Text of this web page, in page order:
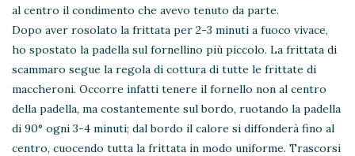
al centro il condimento che avevo tenuto da parte.
Dopo aver rosolato la frittata per 2-3 minuti a fuoco vivace,
ho spostato la padella sul fornellino più piccolo. La frittata di
scammaro segue la regola di cottura di tutte le frittate di
maccheroni. Occorre infatti tenere il fornello non al centro
della padella, ma costantemente sul bordo, ruotando la padella
di 90° ogni 3-4 minuti; dal bordo il calore si diffonderà fino al
centro, cuocendo tutta la frittata in modo uniforme. Trascorsi